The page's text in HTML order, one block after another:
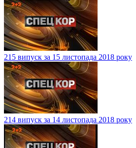
215 випуск за 15 листопада 2018 року
214 випуск за 14 листопада 2018 року